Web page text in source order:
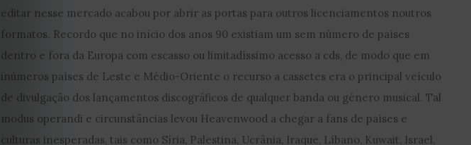
editar nesse mercado acabou por abrir as portas para outros licenciamentos noutros
formatos. Recordo que no início dos anos 90 existiam um sem número de países
dentro e fora da Europa com escasso ou limitadíssimo acesso a cds, de modo que em
inúmeros países de Leste e Médio-Oriente o recurso a cassetes era o principal veículo
de divulgação dos lançamentos discográficos de qualquer banda ou género musical. Tal
modus operandi e circunstâncias levou Heavenwood a chegar a fans de países e
culturas inesperadas, tais como Síria, Palestina, Ucrânia, Iraque, Líbano, Kuwait, Israel,